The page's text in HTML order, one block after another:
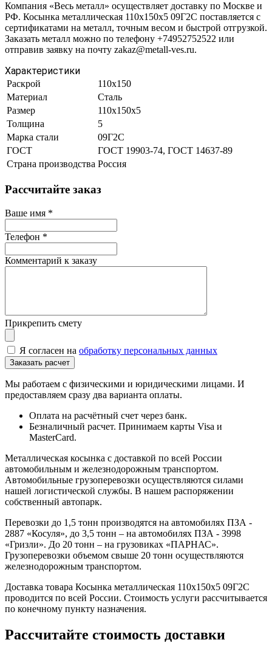
Компания «Весь металл» осуществляет доставку по Москве и
РФ. Косынка металлическая 110х150х5 09Г2С поставляется с
сертификатами на металл, точным весом и быстрой отгрузкой.
Заказать металл можно по телефону +74952752522 или
отправив заявку на почту zakaz@metall-ves.ru.
Характеристики
Раскрой
110х150
Материал
Сталь
Размер
110х150х5
Толщина
5
Марка стали
09Г2С
ГОСТ
ГОСТ 19903-74, ГОСТ 14637-89
Страна производства Россия
Рассчитайте заказ
Ваше имя *
Телефон *
Комментарий к заказу
Прикрепить смету
Я согласен на обработку персональных данных
Мы работаем с физическими и юридическими лицами. И
предоставляем сразу два варианта оплаты.
Оплата на расчётный счет через банк.
Безналичный расчет. Принимаем карты Visa и
MasterCard.
Металлическая косынка с доставкой по всей России
автомобильным и железнодорожным транспортом.
Автомобильные грузоперевозки осуществляются силами
нашей логистической службы. В нашем распоряжении
собственный автопарк.
Перевозки до 1,5 тонн производятся на автомобилях ПЗА -
2887 «Косуля», до 3,5 тонн – на автомобилях ПЗА - 3998
«Гризли». До 20 тонн – на грузовиках «ПАРНАС».
Грузоперевозки объемом свыше 20 тонн осуществляются
железнодорожным транспортом.
Доставка товара Косынка металлическая 110х150х5 09Г2С
проводится по всей России. Стоимость услуги рассчитывается
по конечному пункту назначения.
Рассчитайте стоимость доставки